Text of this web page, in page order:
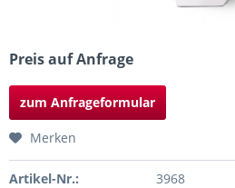
Preis auf Anfrage
zum Anfrageformular
Merken
Artikel-Nr.:
3968